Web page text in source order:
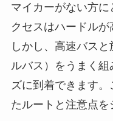
マイカーがない方
クセスはハードルが
しかし、高速バス
ルバス）をうまく
ズに到着できます
たルートと注意点を